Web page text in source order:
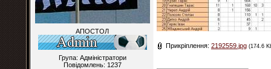
АПОСТОЛ
Група: Адміністратори
Повідомлень: 1237
Прикріплення: 2192559.jpg (174.6